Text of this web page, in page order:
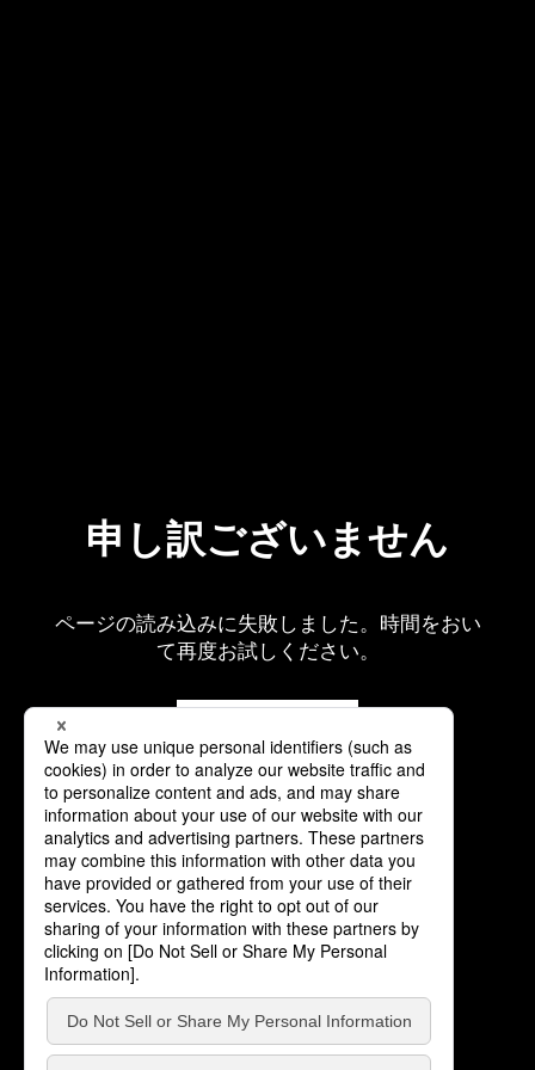
申し訳ございません
ページの読み込みに失敗しました。時間をおい
て再度お試しください。